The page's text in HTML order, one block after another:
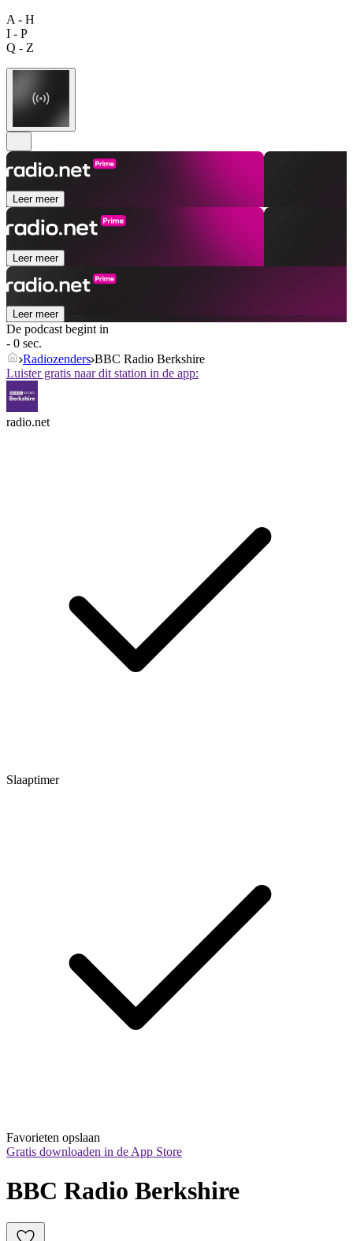
A - H
I - P
Q - Z
Leer meer
Leer meer
Leer meer
De podcast begint in
- 0 sec.
Radiozenders BBC Radio Berkshire
Luister gratis naar dit station in de app:
radio.net
Slaaptimer
Favorieten opslaan
Gratis downloaden in de App Store
BBC Radio Berkshire